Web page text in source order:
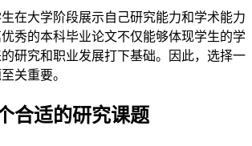
在大学阶段展示自己研究能力和学术能力
秀的本科毕业论文不仅能够体现学生的学
研究和职业发展打下基础。因此，选择一
关重要。
合适的研究课题